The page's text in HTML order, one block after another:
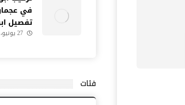
تفصيل
27 يونيو، 2024
فئات